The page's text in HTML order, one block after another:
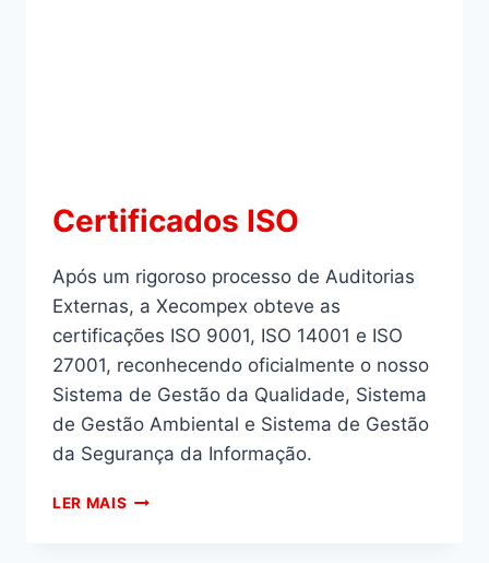
Certificados ISO
Após um rigoroso processo de Auditorias
Externas, a Xecompex obteve as
certificações ISO 9001, ISO 14001 e ISO
27001, reconhecendo oficialmente o nosso
Sistema de Gestão da Qualidade, Sistema
de Gestão Ambiental e Sistema de Gestão
da Segurança da Informação.
LER MAIS